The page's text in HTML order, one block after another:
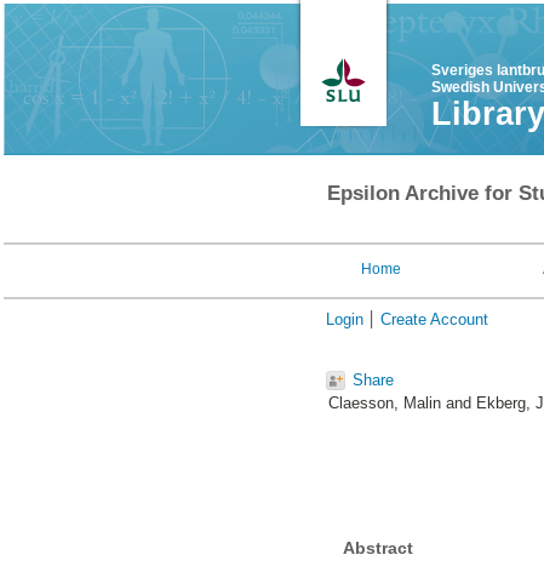
Sveriges
Swedish
Library
Epsilon Archive for
Home
Login Create Account
Share
Claesson, Malinand Ekberg,
Abstract